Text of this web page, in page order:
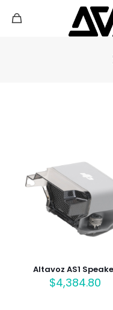
Altavoz AS1
$4,384.80